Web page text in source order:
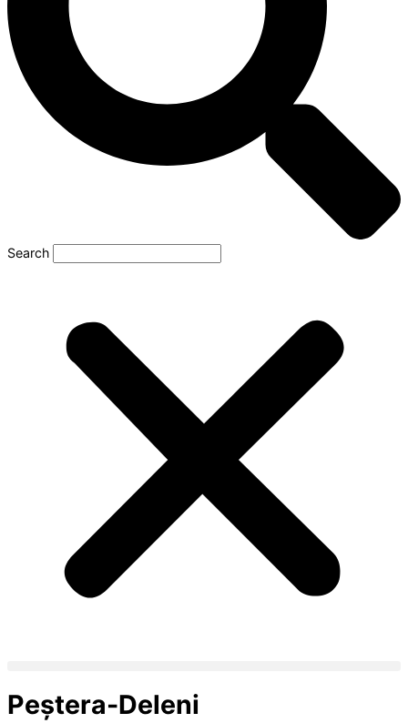
Search
Peștera-Deleni